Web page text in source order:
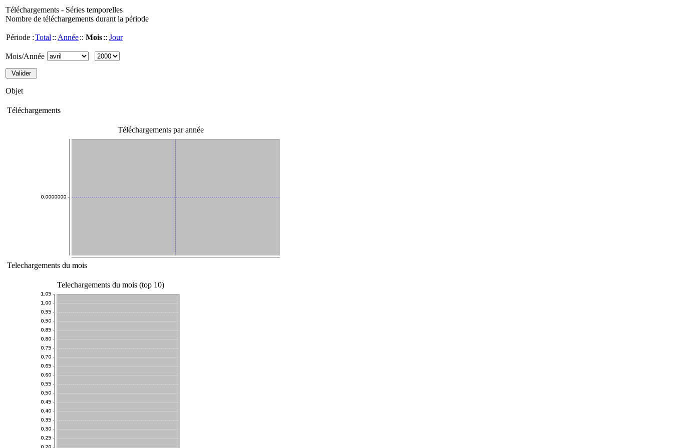
Téléchargements - Séries temporelles
Nombre de téléchargements durant la période
Période :Total :: Année:: Mois:: Jour
Mois/Année
Objet
Téléchargements
Téléchargements par année
Telechargements du mois
Telechargements du mois (top 10)